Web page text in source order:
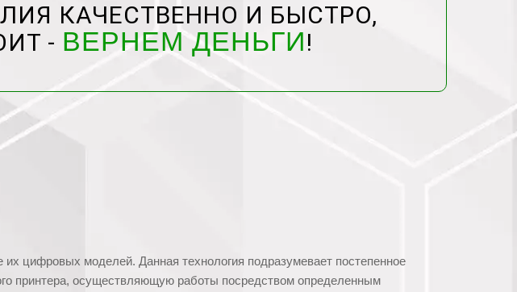
КАЧЕСТВЕННО И БЫСТРО,
- ВЕРНЕМ ДЕНЬГИ!
цифровых моделей. Данная технология подразумевает постепенное
принтера, осуществляющую работы посредством определенным